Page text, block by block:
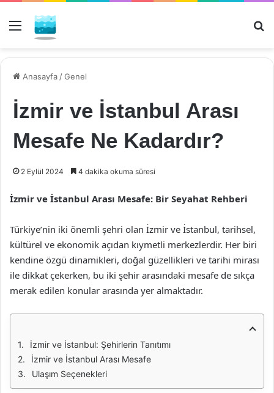
Menü
Anasayfa /Genel
İzmir ve İstanbul Arası
Mesafe Ne Kadardır?
2 Eylül 2024 4 dakika okuma süresi
İzmir ve İstanbul Arası Mesafe: Bir Seyahat Rehberi
Türkiye’nin iki önemli şehri olan İzmir ve İstanbul, tarihsel,
kültürel ve ekonomik açıdan kıymetli merkezlerdir. Her biri
kendine özgü dinamikleri, doğal güzellikleri ve tarihi mirası
ile dikkat çekerken, bu iki şehir arasındaki mesafe de sıkça
merak edilen konular arasında yer almaktadır.
İzmir ve İstanbul: Şehirlerin Tanıtımı
İzmir ve İstanbul Arası Mesafe
Ulaşım Seçenekleri